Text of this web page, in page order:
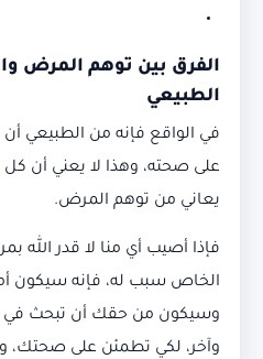
الفرق بين توهم المرض
الطبيعي
في الواقع فإنه من الطبيعي
على صحته، وهذا لا يعني أن
يعاني من توهم المرض.
فإذا أصيب أي منا لا قدر الله
الخاص سبب له، فإنه سيكون
وسيكون من حقك أن تبحث في
وآخر، لكي تطمئن على صحتك،